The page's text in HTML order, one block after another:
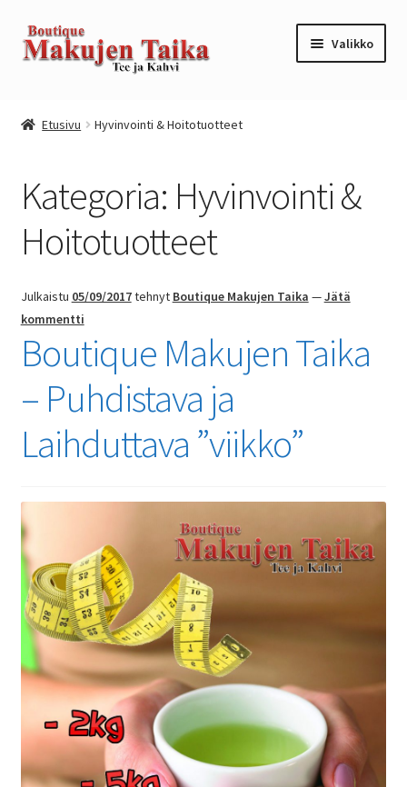
Siirry
navigointiin
Siirry
sisältöön
Valikko
Kassa
Kauppa
Oma tili
Ostoskori
Tilaus- ja sopimusehdot
Yrityksille
Etusivu Hyvinvointi & Hoitotuotteet
Kategoria: Hyvinvointi &
Hoitotuotteet
Julkaistu 05/09/2017tehnyt Boutique Makujen Taika —Jätä
kommentti
Boutique Makujen Taika
– Puhdistava ja
Laihduttava ”viikko”